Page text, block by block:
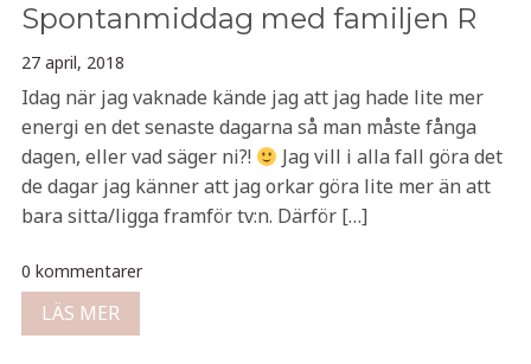
Spontanmiddag med familjen R
27 april, 2018
Idag när jag vaknade kände jag att jag hade lite mer
energi en det senaste dagarna så man måste fånga
dagen, eller vad säger ni?!
Jag vill i alla fall göra det
de dagar jag känner att jag orkar göra lite mer än att
bara sitta/ligga framför tv:n. Därför […]
0 kommentarer
LÄS MER